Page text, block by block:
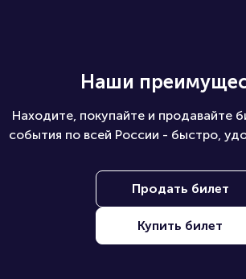
Наши
Находите, покупайте и продавайте
события по всей России - быстро,
Продать билет
Купить билет